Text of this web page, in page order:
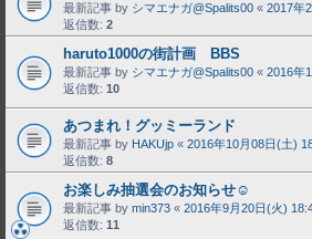
最新記事 by シマエナガ@Spalits00 « 2017年
返信数: 2
haruto1000の街計画 BBS
最新記事 by シマエナガ@Spalits00 « 2016年
返信数: 10
あつまれ！グッミーランド
最新記事 by HAKUjp « 2016年10月08日(土)
返信数: 8
お楽しみ抽選会のお知らせ☺
最新記事 by min373 « 2016年9月20日(火)
返信数: 11